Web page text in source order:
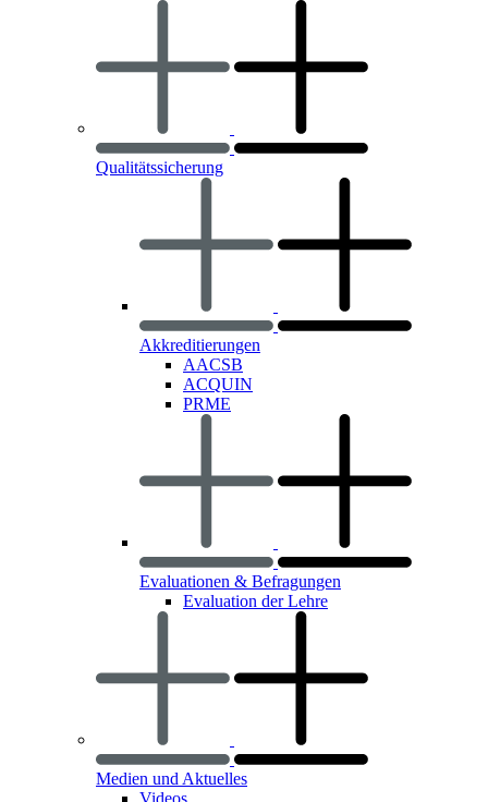
Qualitätssicherung
Akkreditierungen
AACSB
ACQUIN
PRME
Evaluationen & Befragungen
Evaluation der Lehre
Medien und Aktuelles
Videos